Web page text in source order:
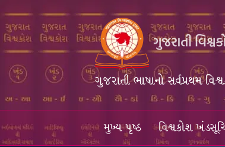
ગુજરાતી ભાષાનો સર્વપ્રથમ
મુખ્ય પૃષ્ઠ વિશ્વકોશ